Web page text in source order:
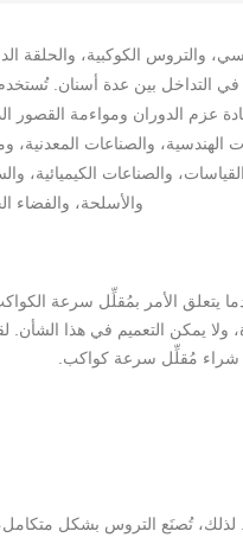
الكوكبية، والحلقة
في التداخل بين عدة أسنان.
عزم الدوران ومواءمة القصور
والصناعات المعدنية،
والصناعات الكيميائية،
والأسلحة، والفضاء
يتعلق الأمر بمُقلِّل سرعة
يمكن التعميم في هذا الشأن.
شراء مُقلِّل سرعة كواكب.
لذلك، تُصنَع التروس بشكل